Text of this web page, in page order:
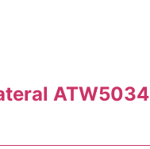
ATW5034